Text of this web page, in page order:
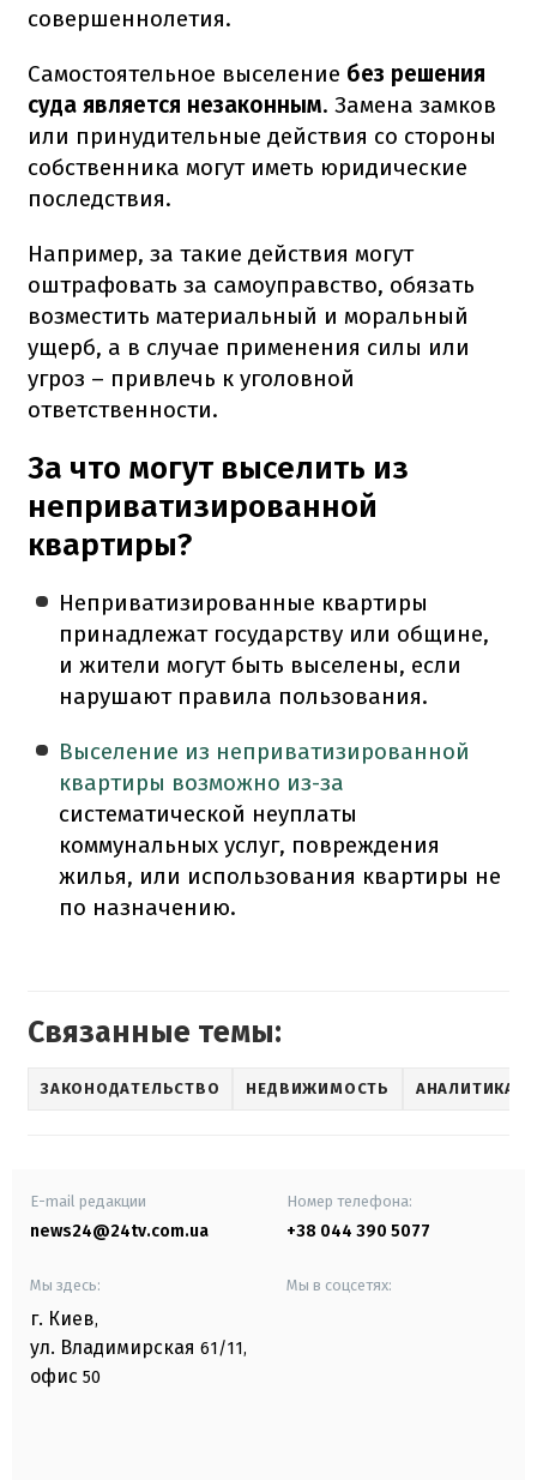
совершеннолетия.
Самостоятельное выселение без решения
суда является незаконным. Замена замков
или принудительные действия со стороны
собственника могут иметь юридические
последствия.
Например, за такие действия могут
оштрафовать за самоуправство, обязать
возместить материальный и моральный
ущерб, а в случае применения силы или
угроз – привлечь к уголовной
ответственности.
За что могут выселить из
неприватизированной
квартиры?
Неприватизированные квартиры
принадлежат государству или общине,
и жители могут быть выселены, если
нарушают правила пользования.
Выселение из неприватизированной
квартиры возможно из-за
систематической неуплаты
коммунальных услуг, повреждения
жилья, или использования квартиры не
по назначению.
Связанные темы:
ЗАКОНОДАТЕЛЬСТВО НЕДВИЖИМОСТЬ АНАЛИТИКА
E-mail редакции
news24@24tv.com.ua
Номер телефона:
+38 044 390 5077
Мы здесь:
г. Киев,
ул. Владимирская 61/11,
офис 50
Мы в соцсетях: